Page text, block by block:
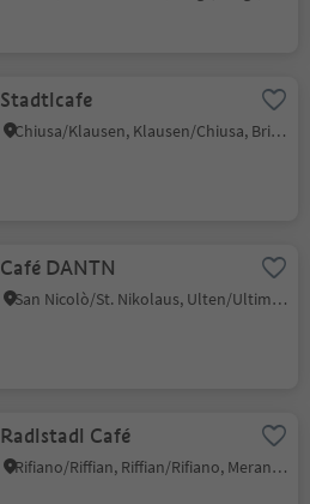
Stadtlcafe
Chiusa/Klausen, Klausen/Chiusa, Brixen/Bressanone and environs
Café DANTN
San Nicolò/St. Nikolaus, Ulten/Ultimo, Meran/Merano and environs
Radlstadl Café
Rifiano/Riffian, Riffian/Rifiano, Meran/Merano and environs